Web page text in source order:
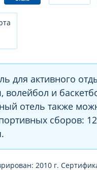
для активного
волейбол и
отель также
сборов:
2010 г.